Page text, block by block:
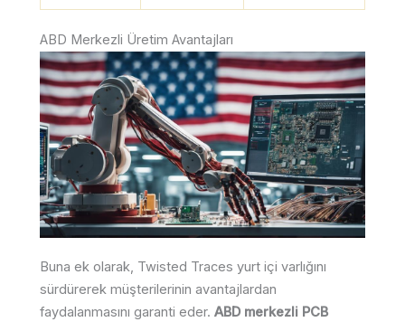
ABD Merkezli Üretim Avantajları
Buna ek olarak, Twisted Traces yurt içi varlığını
sürdürerek müşterilerinin avantajlardan
faydalanmasını garanti eder. ABD merkezli PCB